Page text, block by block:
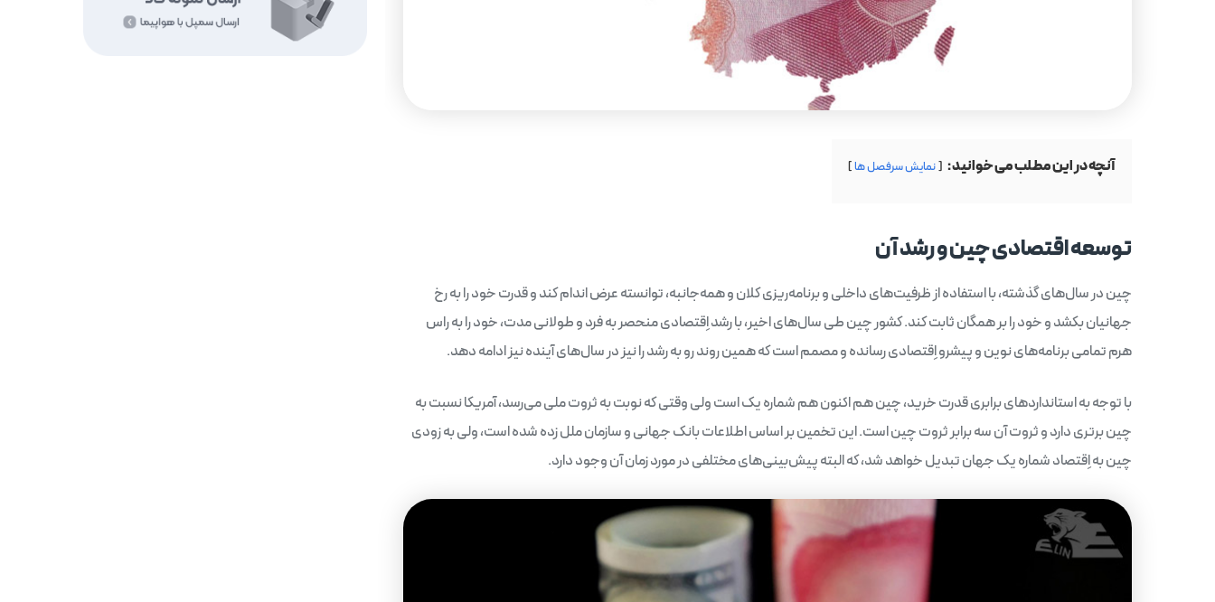
آنچه در این مطلب می خوانید : نمایش سرفصل ها
توسعه اقتصادی چین و رشد آن
چین در سال‌های گذشته، با استفاده از ظرفیت‌های داخلی و برنامه‌ریزی کلان و همه‌جانبه، توانسته عرض اندام کند و قدرت خود را به رخ
جهانیان بکشد و خود را بر همگان ثابت کند. کشور چین طی سال‌های اخیر، با رشد اِقتصادی منحصر به‌ فرد و طولانی مدت، خود را به راس
هرم تمامی برنامه‌های نوین و پیشرو اِقتصادی رسانده و مصمم است که همین روند رو به رشد را نیز در سال‌های آینده نیز ادامه دهد.
با توجه به استانداردهای برابری قدرت خرید، چین هم اکنون هم شماره یک است ولی وقتی که نوبت به ثروت ملی می‌رسد، آمریکا نسبت به
چین برتری دارد و ثروت آن سه برابر ثروت چین است. این تخمین بر اساس اطلاعات بانک جهانی و سازمان ملل زده شده است، ولی به زودی
چین به اِقتصاد شماره یک جهان تبدیل خواهد شد، که البته پیش‌بینی‌های مختلفی در مورد زمان آن وجود دارد.